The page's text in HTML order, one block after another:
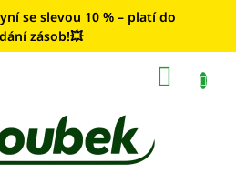
se slevou 10 % – platí do
zásob!💥